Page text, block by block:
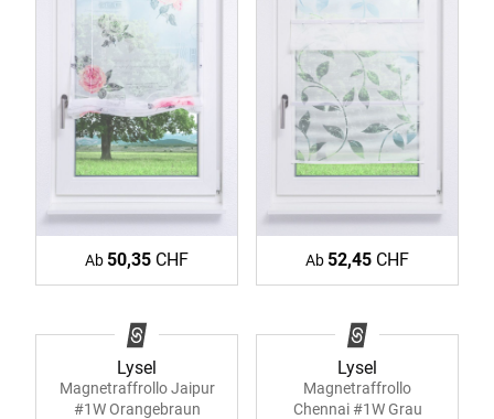
Ab 50,35 CHF Ab 52,45 CHF
Lysel
Magnetraffrollo Jaipur
#1W Orangebraun
Lysel
Magnetraffrollo
Chennai #1W Grau